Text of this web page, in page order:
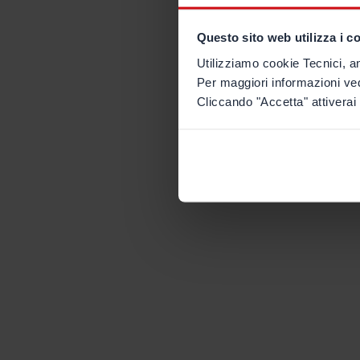
Questo sito web utilizza i
Utilizziamo cookie Tecnici,
Per maggiori informazioni
Cliccando "Accetta"